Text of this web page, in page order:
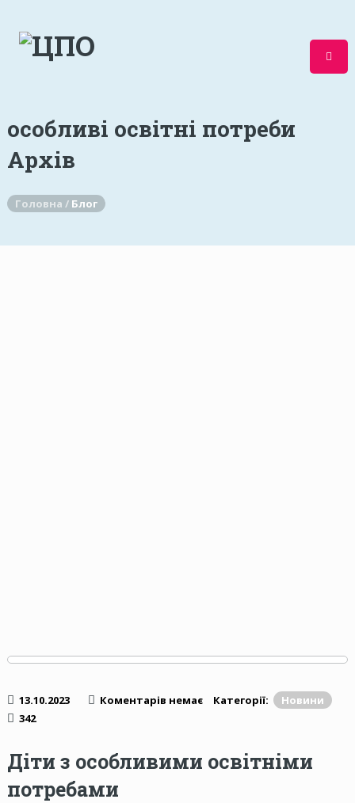
особливі освітні потреби
Архів
Головна / Блог
13.10.2023 Коментарів немає Категорії:
Новини
342
Діти з особливими освітніми
потребами